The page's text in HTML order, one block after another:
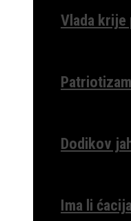
Vlada krije
Dodikov
Ima li